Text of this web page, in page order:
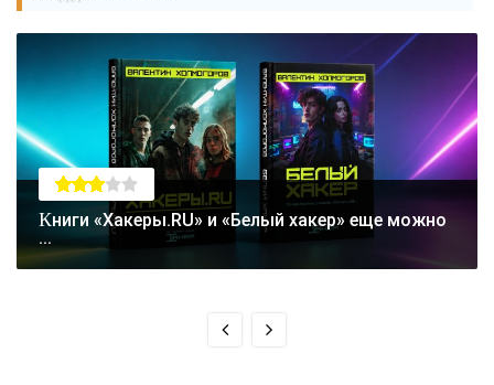
Книги «Хакеры.RU» и «Белый хакер» еще можно
...